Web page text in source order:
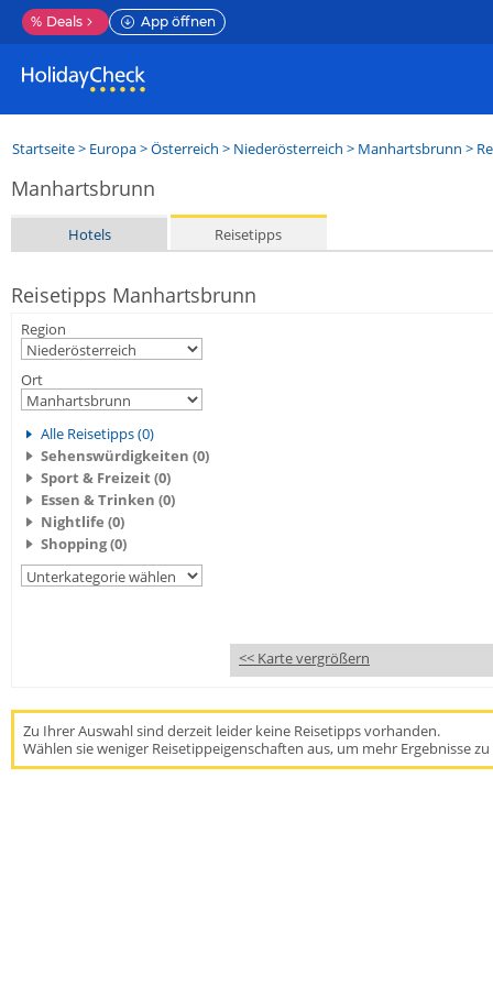
% Deals App öffnen
Startseite> Europa>Österreich > Niederösterreich > Manhartsbrunn >
Manhartsbrunn
Hotels Reisetipps
Reisetipps Manhartsbrunn
Region
Ort
Alle Reisetipps (0)
Sehenswürdigkeiten (0)
Sport & Freizeit (0)
Essen & Trinken (0)
Nightlife (0)
Shopping (0)
<< Karte vergrößern
Zu Ihrer Auswahl sind derzeit leider keine Reisetipps vorhanden.
Wählen sie weniger Reisetippeigenschaften aus, um mehr Ergebnisse